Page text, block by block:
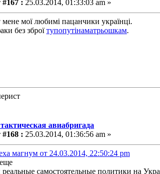
: 25.03.2014, 01:33:03 am »
мене мої любимі пацанчики українці.
без зброїтупопутінаматрьошкам.
авиабригада
: 25.03.2014, 01:36:56 am »
магнум от 24.03.2014, 22:50:24 pm
реальные самостоятельные политики на